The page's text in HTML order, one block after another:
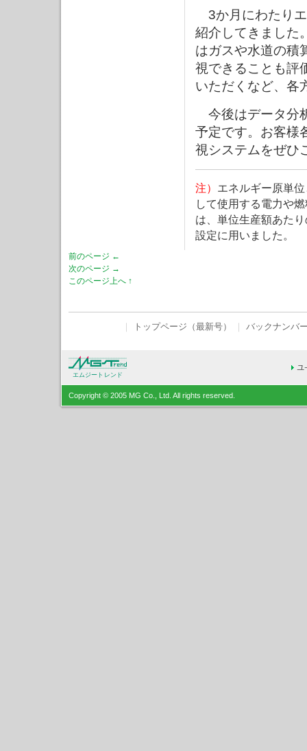
3か月にわたり
紹介してきました
はガスや水道の積
視できることも評
いただくなど、各
今後はデータ分
予定です。お客様
視システムをぜひ
注） エネルギー原単
して使用する電力や
は、単位生産額あた
設定に用いました。
前のページ ←
次のページ →
このページ上へ ↑
トップページ（最新号） バックナンバ
エムジートレンド
Copyright © 2005 MG Co., Ltd. All rights reserved.